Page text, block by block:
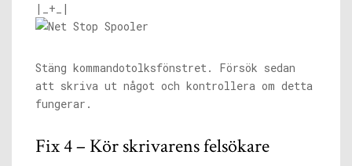
|_+_|
Stäng kommandotolksfönstret. Försök sedan
att skriva ut något och kontrollera om detta
fungerar.
Fix 4 – Kör skrivarens felsökare